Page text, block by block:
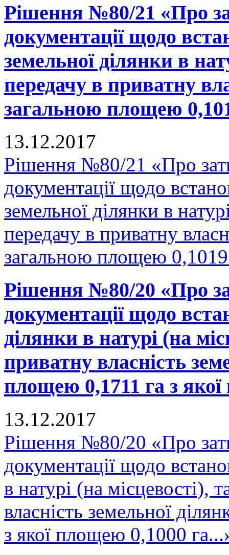
Рішення №80/21 «Про
документації щодо
земельної ділянки в
передачу в приватну
загальною площею
13.12.2017
Рішення №80/21 «Про
документації щодо
земельної ділянки в
передачу в приватну
загальною площею
Рішення №80/20 «Про
документації щодо
ділянки в натурі (на
приватну власність
площею 0,1711 га з
13.12.2017
Рішення №80/20 «Про
документації щодо
в натурі (на місцевості),
власність земельної
з якої площею 0,1000